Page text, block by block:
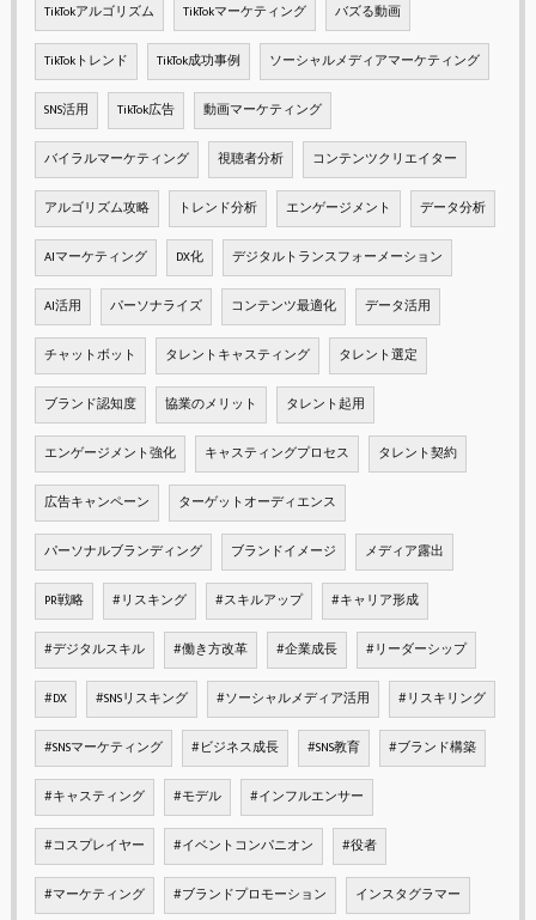
TikTokアルゴリズム TikTokマーケティング バズる動画
TikTokトレンド TikTok成功事例 ソーシャルメディアマーケティング
SNS活用 TikTok広告 動画マーケティング
バイラルマーケティング 視聴者分析 コンテンツクリエイター
アルゴリズム攻略 トレンド分析 エンゲージメント データ分析
AIマーケティング DX化 デジタルトランスフォーメーション
AI活用 パーソナライズ コンテンツ最適化 データ活用
チャットボット タレントキャスティング タレント選定
ブランド認知度 協業のメリット タレント起用
エンゲージメント強化 キャスティングプロセス タレント契約
広告キャンペーン ターゲットオーディエンス
パーソナルブランディング ブランドイメージ メディア露出
PR戦略 #リスキング #スキルアップ #キャリア形成
#デジタルスキル #働き方改革 #企業成長 #リーダーシップ
#DX #SNSリスキング #ソーシャルメディア活用 #リスキリング
#SNSマーケティング #ビジネス成長 #SNS教育 #ブランド構築
#キャスティング #モデル #インフルエンサー
#コスプレイヤー #イベントコンパニオン #役者
#マーケティング #ブランドプロモーション インスタグラマー